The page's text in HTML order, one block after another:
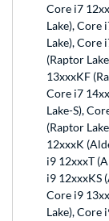
Core i7
Lake), Core
Lake), Core
(Raptor
13xxxKF
Core i7
Lake-S),
(Raptor
12xxxK
i9 12xxxT
i9 12xxxKS
Core i9
Lake), Core